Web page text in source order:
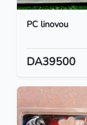
PC linovou
DA39500